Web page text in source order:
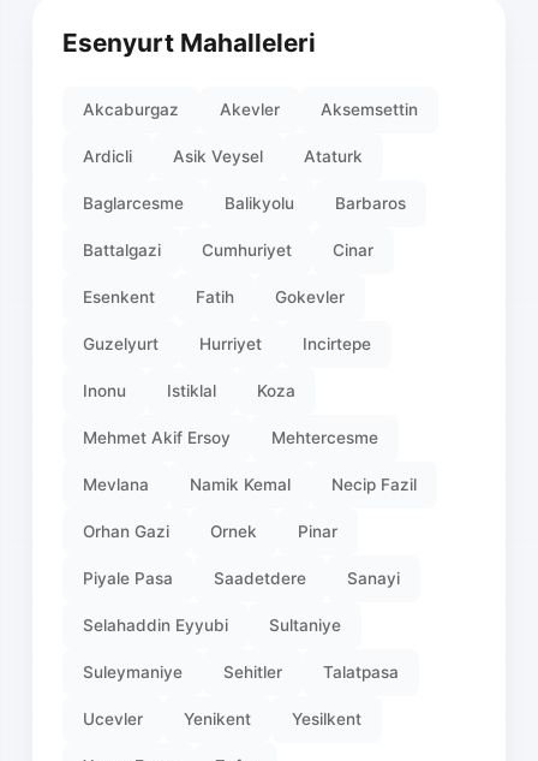
Esenyurt Mahalleleri
Akcaburgaz Akevler Aksemsettin
Ardicli Asik Veysel Ataturk
Baglarcesme Balikyolu Barbaros
Battalgazi Cumhuriyet Cinar
Esenkent Fatih Gokevler
Guzelyurt Hurriyet Incirtepe
Inonu Istiklal Koza
Mehmet Akif Ersoy Mehtercesme
Mevlana Namik Kemal Necip Fazil
Orhan Gazi Ornek Pinar
Piyale Pasa Saadetdere Sanayi
Selahaddin Eyyubi Sultaniye
Suleymaniye Sehitler Talatpasa
Ucevler Yenikent Yesilkent